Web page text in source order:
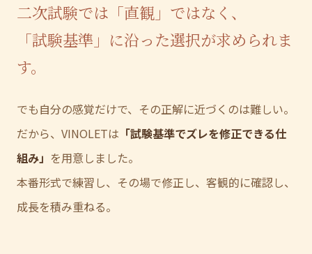
二次試験では「直観」ではなく、
「試験基準」に沿った選択が求められま
す。
でも自分の感覚だけで、その正解に近づくのは難しい。
だから、VINOLETは 「試験基準でズレを修正できる仕
組み」 を用意しました。
本番形式で練習し、その場で修正し、客観的に確認し、
成長を積み重ねる。